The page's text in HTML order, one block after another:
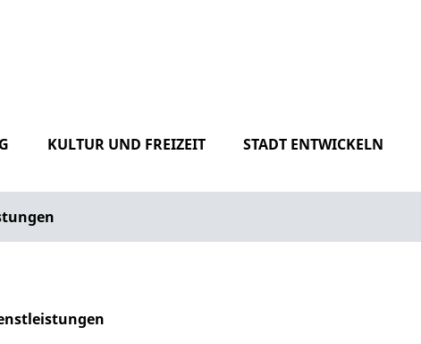
KULTUR UND FREIZEIT STADT ENTWICKELN